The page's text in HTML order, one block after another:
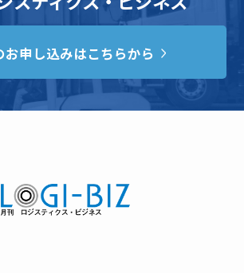
お申し込みはこちらから